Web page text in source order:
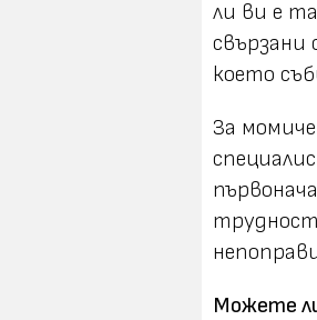
ли ви е
което
За
Можете